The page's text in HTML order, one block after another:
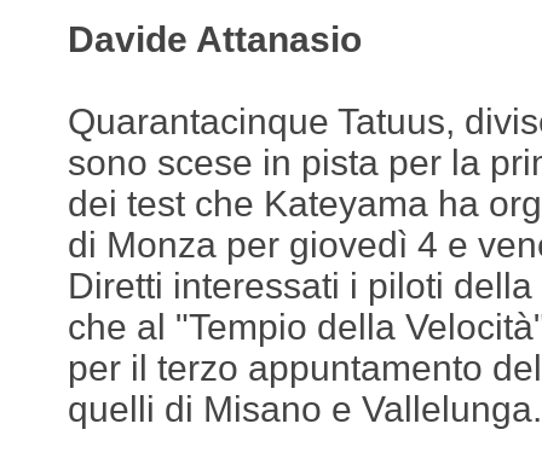
Davide Attanasio
Quarantacinque Tatuus,
sono scese in pista per la
dei test che Kateyama ha
di Monza per giovedì 4 e
Diretti interessati i piloti
che al "Tempio della
per il terzo appuntamento
quelli di Misano e Vallelunga.